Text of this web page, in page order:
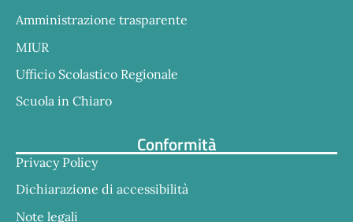
Amministrazione trasparente
MIUR
Ufficio Scolastico Regionale
Scuola in Chiaro
Conformità
Privacy Policy
Dichiarazione di accessibilità
Note legali